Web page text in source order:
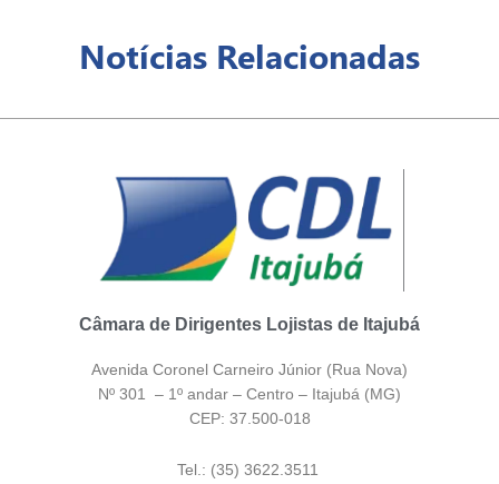
Notícias Relacionadas
Câmara de Dirigentes Lojistas de Itajubá
Avenida Coronel Carneiro Júnior (Rua Nova)
Nº 301 – 1º andar – Centro – Itajubá (MG)
CEP: 37.500-018
Tel.: (35) 3622.3511